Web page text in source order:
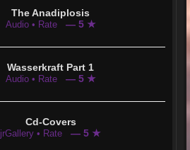
The Anadiplosis
Audio • Rate — 5 ★
Wasserkraft Part 1
Audio • Rate — 5 ★
Cd-Covers
jrGallery • Rate — 5 ★